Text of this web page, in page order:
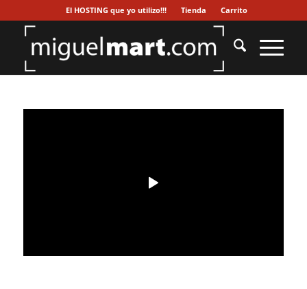
El HOSTING que yo utilizo!!! Tienda Carrito